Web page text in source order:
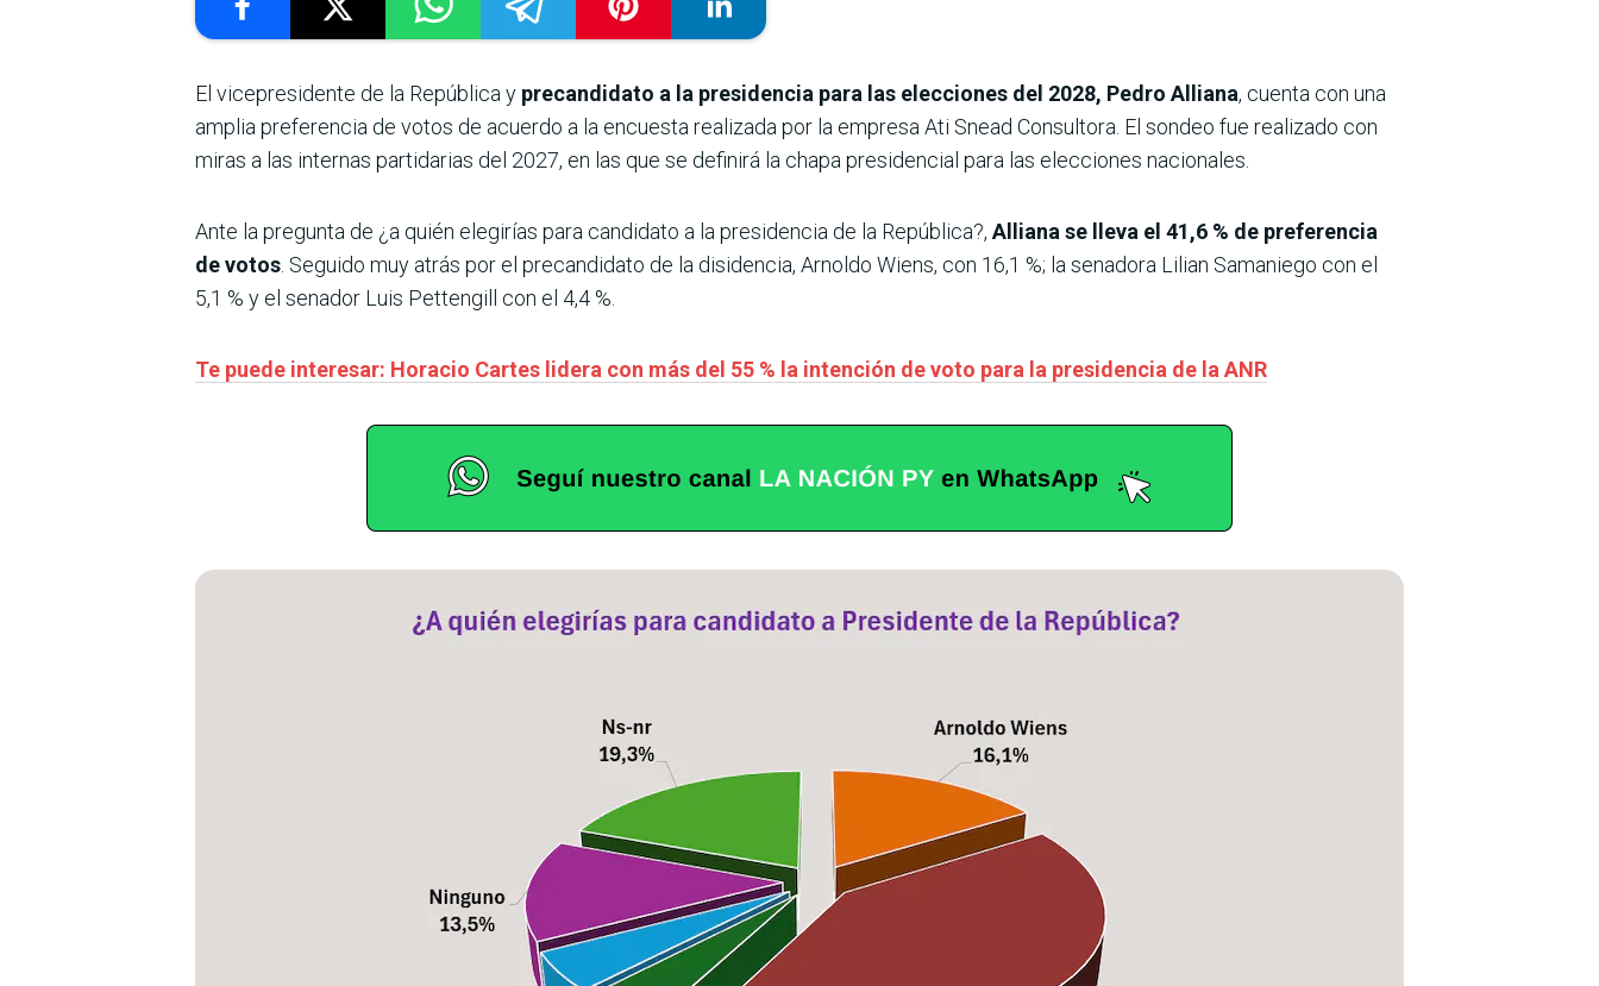
El vicepresidente de la República y precandidato a la presidencia para las elecciones del 2028, Pedro Alliana, cuenta con una
amplia preferencia de votos de acuerdo a la encuesta realizada por la empresa Ati Snead Consultora. El sondeo fue realizado con
miras a las internas partidarias del 2027, en las que se definirá la chapa presidencial para las elecciones nacionales.
Ante la pregunta de ¿a quién elegirías para candidato a la presidencia de la República?, Alliana se lleva el 41,6 % de preferencia
de votos . Seguido muy atrás por el precandidato de la disidencia, Arnoldo Wiens, con 16,1 %; la senadora Lilian Samaniego con el
5,1 % y el senador Luis Pettengill con el 4,4 %.
Te puede interesar: Horacio Cartes lidera con más del 55 % la intención de voto para la presidencia de la ANR